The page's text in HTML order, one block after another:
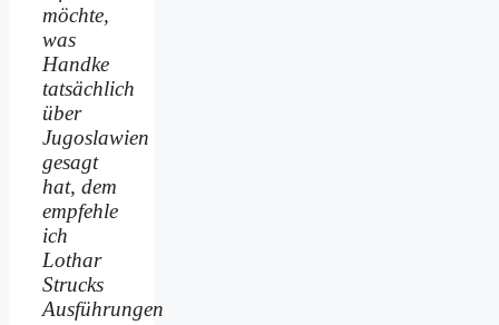
möchte,
was
Handke
tatsächlich
über
Jugoslawien
gesagt
hat, dem
empfehle
ich
Lothar
Strucks
Ausführungen